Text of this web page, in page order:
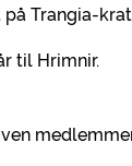
på Trangia-
til Hrimnir.